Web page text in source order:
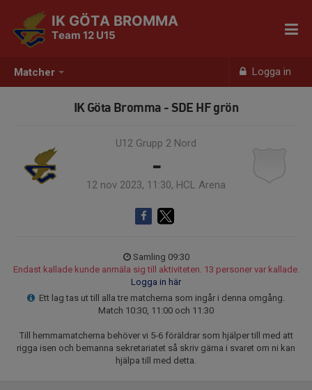
Matcher Logga in
IK GÖTA BROMMA
Team 12 U15
IK Göta Bromma - SDE HF grön
U12 Grupp 2 Nord
-
12 nov 2023, 11:30, HCL Arena
Samling 09:30
Endast kallade kunde anmäla sig till aktiviteten. 13 personer var kallade.
Logga in här
Ett lag tas ut till alla tre matcherna som ingår i denna omgång.
Match 10:30, 11:00 och 11:30
Till hemmamatcherna behöver vi 5-6 föräldrar som hjälper till med att
rigga isen och bemanna sekretariatet så skriv gärna i svaret om ni kan
hjälpa till med detta.